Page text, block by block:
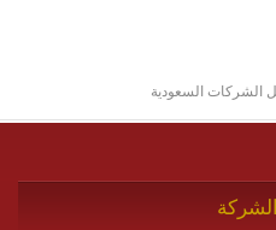
http://
الشركات السعودية